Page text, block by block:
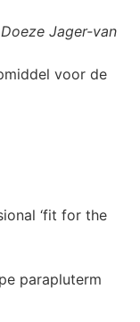
Jager-van
voor de
‘fit for the
parapluterm